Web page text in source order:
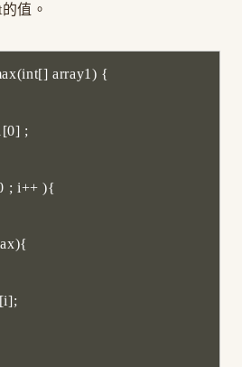
值。
array1) {
;
i++ ){